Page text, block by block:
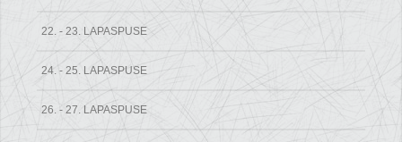
22. - 23. LAPASPUSE
24. - 25. LAPASPUSE
26. - 27. LAPASPUSE